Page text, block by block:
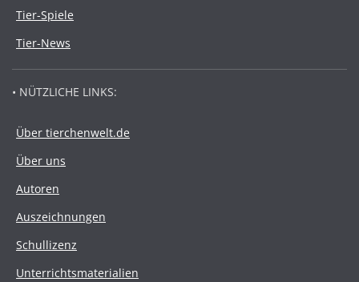
Tier-Spiele
Tier-News
• NÜTZLICHE LINKS:
Über tierchenwelt.de
Über uns
Autoren
Auszeichnungen
Schullizenz
Unterrichtsmaterialien